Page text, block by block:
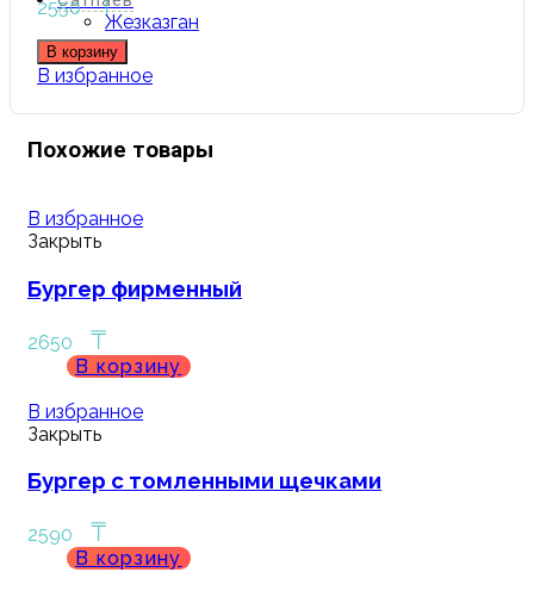
Жезказган
2550
В корзину
В избранное
Похожие товары
В избранное
Закрыть
Бургер фирменный
2650 ₸
В корзину
В избранное
Закрыть
Бургер с томленными щечками
2590 ₸
В корзину